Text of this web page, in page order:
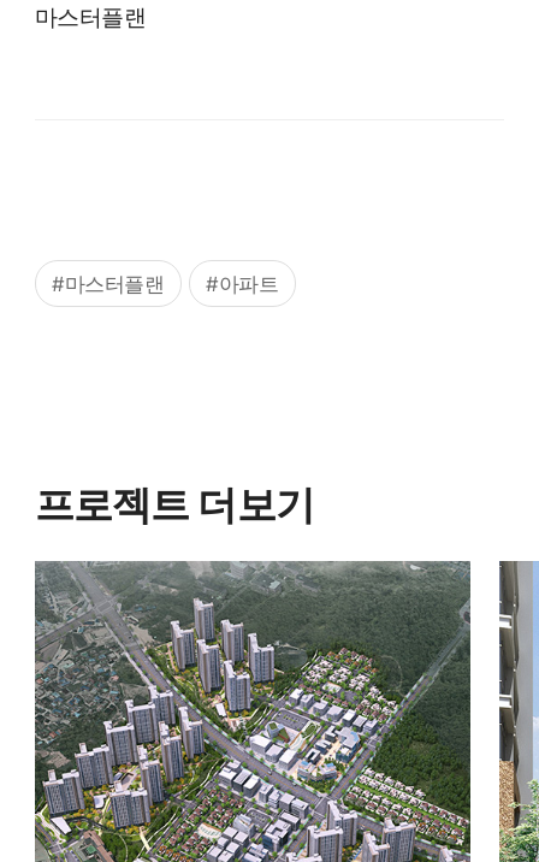
마스터플랜
#마스터플랜 #아파트
프로젝트 더보기